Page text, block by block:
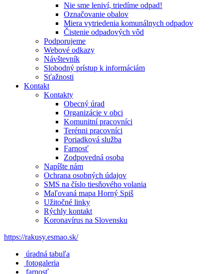
Nie sme leniví, triedíme odpad!
Označovanie obalov
Miera vytriedenia komunálnych odpadov
Čistenie odpadových vôd
Podporujeme
Webové odkazy
Návštevník
Slobodný prístup k informáciám
Sťažnosti
Kontakt
Kontakty
Obecný úrad
Organizácie v obci
Komunitní pracovníci
Terénni pracovníci
Poriadková služba
Farnosť
Zodpovedná osoba
Napíšte nám
Ochrana osobných údajov
SMS na číslo tiesňového volania
Maľovaná mapa Horný Spiš
Užitočné linky
Rýchly kontakt
Koronavírus na Slovensku
https://rakusy.esmao.sk/
úradná tabuľa
fotogaleria
farnosť